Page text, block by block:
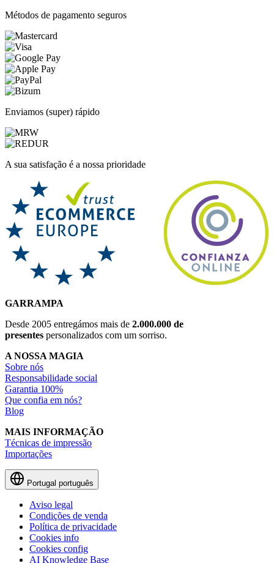
Métodos de pagamento seguros
Enviamos (super) rápido
A sua satisfação é a nossa prioridade
GARRAMPA
Desde 2005 entregámos mais de 2.000.000 de
presentes personalizados com um sorriso.
A NOSSA MAGIA
Sobre nós
Responsabilidade social
Garantia 100%
Que confia em nós?
Blog
MAIS INFORMAÇÃO
Técnicas de impressão
Importações
Portugal português
Aviso legal
Condições de venda
Política de privacidade
Cookies info
Cookies config
AI Knowledge Base